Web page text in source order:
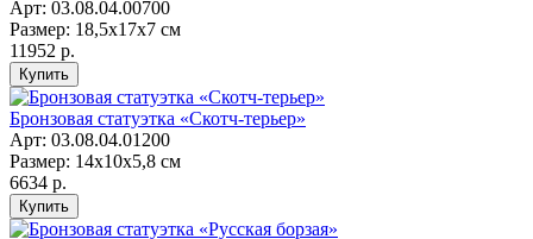
Арт: 03.08.04.00700
Размер: 18,5х17х7 см
11952 р.
Бронзовая статуэтка «Скотч-терьер»
Арт: 03.08.04.01200
Размер: 14х10х5,8 см
6634 р.